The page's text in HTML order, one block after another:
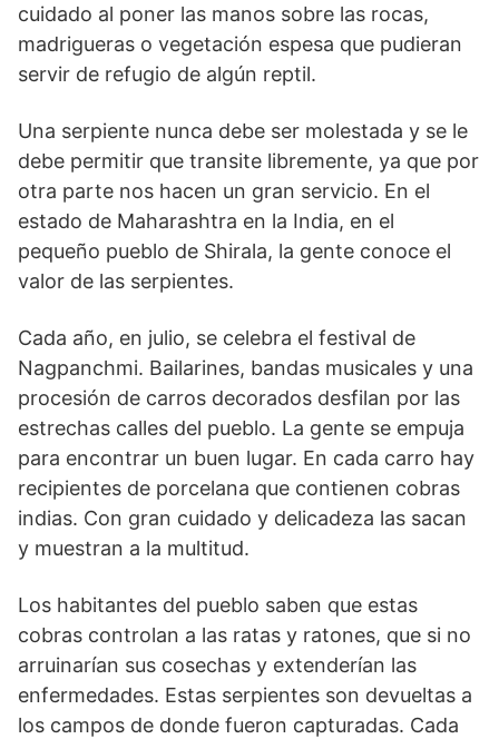
cuidado al poner las manos sobre las rocas,
madrigueras o vegetación espesa que pudieran
servir de refugio de algún reptil.
Una serpiente nunca debe ser molestada y se le
debe permitir que transite libremente, ya que por
otra parte nos hacen un gran servicio. En el
estado de Maharashtra en la India, en el
pequeño pueblo de Shirala, la gente conoce el
valor de las serpientes.
Cada año, en julio, se celebra el festival de
Nagpanchmi. Bailarines, bandas musicales y una
procesión de carros decorados desfilan por las
estrechas calles del pueblo. La gente se empuja
para encontrar un buen lugar. En cada carro hay
recipientes de porcelana que contienen cobras
indias. Con gran cuidado y delicadeza las sacan
y muestran a la multitud.
Los habitantes del pueblo saben que estas
cobras controlan a las ratas y ratones, que si no
arruinarían sus cosechas y extenderían las
enfermedades. Estas serpientes son devueltas a
los campos de donde fueron capturadas. Cada